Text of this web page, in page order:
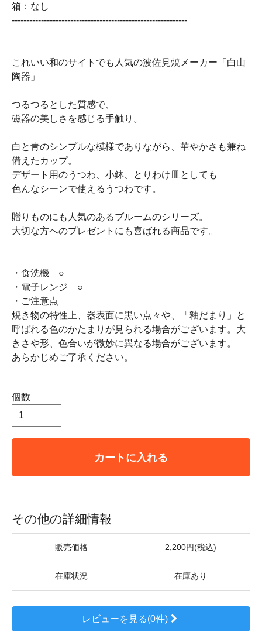
箱：なし
------------------------------------------------------------
これいい和のサイトでも人気の波佐見焼メーカー「白山
陶器」
つるつるとした質感で、
磁器の美しさを感じる手触り。
白と青のシンプルな模様でありながら、華やかさも兼ね
備えたカップ。
デザート用のうつわ、小鉢、とりわけ皿としても
色んなシーンで使えるうつわです。
贈りものにも人気のあるブルームのシリーズ。
大切な方へのプレゼントにも喜ばれる商品です。
・食洗機 ○
・電子レンジ ○
・ご注意点
焼き物の特性上、器表面に黒い点々や、「釉だまり」と
呼ばれる色のかたまりが見られる場合がございます。大
きさや形、色合いが微妙に異なる場合がございます。
あらかじめご了承ください。
個数
カートに入れる
その他の詳細情報
販売価格 2,200円(税込)
在庫状況 在庫あり
レビューを見る(0件)